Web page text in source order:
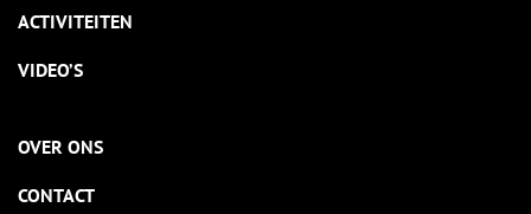
ACTIVITEITEN
VIDEO’S
OVER ONS
CONTACT